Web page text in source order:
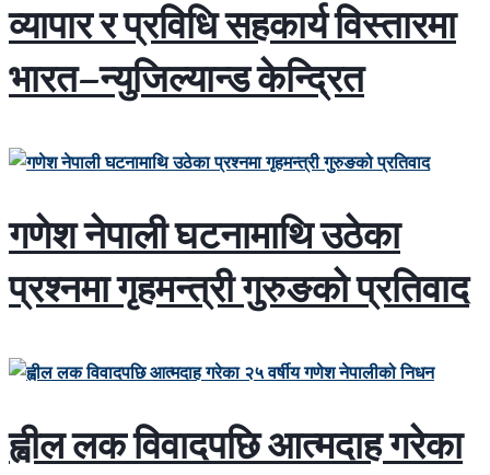
व्यापार र प्रविधि सहकार्य विस्तारमा
भारत–न्युजिल्यान्ड केन्द्रित
गणेश नेपाली घटनामाथि उठेका
प्रश्नमा गृहमन्त्री गुरुङको प्रतिवाद
ह्वील लक विवादपछि आत्मदाह गरेका